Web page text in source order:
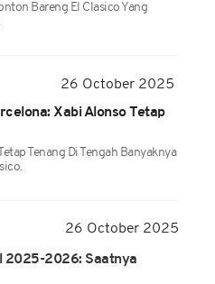
Bareng El Clasico Yang
26 October 2025
Xabi Alonso Tetap
Tenang Di Tengah Banyaknya
26 October 2025
2025-2026: Saatnya